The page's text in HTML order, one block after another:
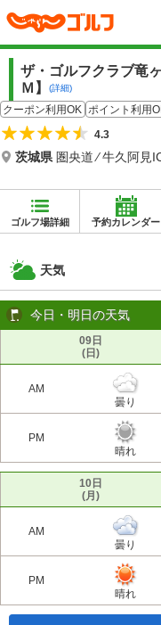
ザ・ゴルフクラブ
Ｍ】
(詳細)
クーポン利用OK ポイント利用
4.3
茨城県 圏央道 ⁄ 牛久阿見
ゴルフ場詳細 予約カレンダー
天気
今日・明日の天気
09日
(日)
AM
曇り
PM
晴れ
10日
(月)
AM
曇り
PM
晴れ